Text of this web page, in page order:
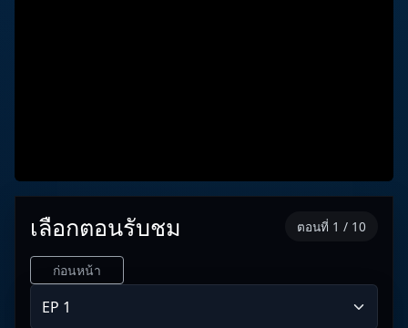
เลือกตอนรับชม ตอนที่ 1 / 10
ก่อนหน้า